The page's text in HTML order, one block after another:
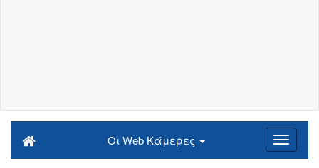
Οι Web Κάμερες